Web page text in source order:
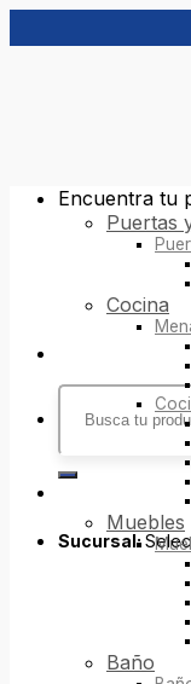
Buscar
por:
Sucursal:
Encuentra tu
Puertas
Cocina
Muebles
Baño